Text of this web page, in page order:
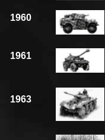
1960
1961
1963